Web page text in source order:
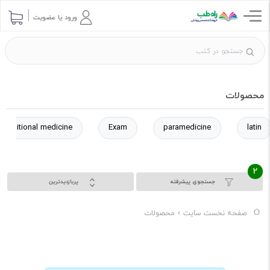
ورود یا عضویت
محصولات
latin
paramedicine
Exam
Traditional medicine
جستجوی پیشرفته
2
پربازدیدترین
صفحه نخست سایت محصولات